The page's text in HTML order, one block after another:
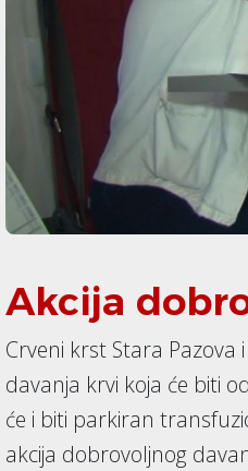
Akcija
Crveni krst Stara
davanja krvi koja će biti
će i biti parkiran
akcija dobrovoljnog